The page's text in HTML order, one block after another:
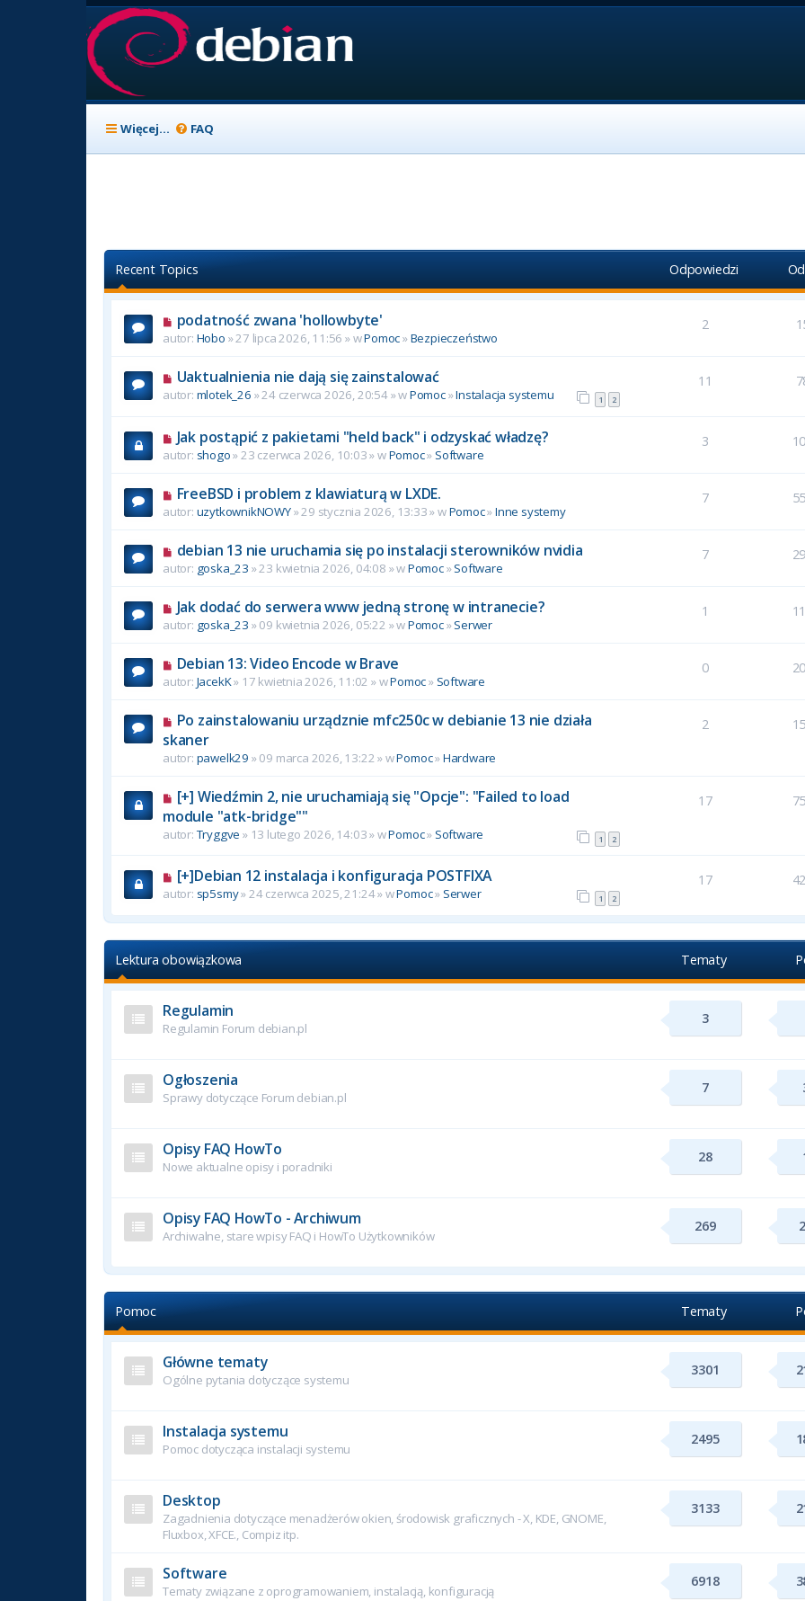
Więcej… FAQ
Recent Topics Odpowiedzi
podatność zwana 'hollowbyte'
autor: Hobo » 27 lipca 2026, 11:56 » wPomoc»Bezpieczeństwo
2
Uaktualnienia nie dają się zainstalować
1 2
autor: mlotek_26 » 24 czerwca 2026, 20:54 » wPomoc»Instalacja systemu
11
Jak postąpić z pakietami "held back" i odzyskać władzę?
autor: shogo» 23 czerwca 2026, 10:03 » wPomoc» Software
3
FreeBSD i problem z klawiaturą w LXDE.
autor: uzytkownikNOWY» 29 stycznia 2026, 13:33 » wPomoc»Inne systemy
7
debian 13 nie uruchamia się po instalacji sterowników nvidia
autor: goska_23 » 23 kwietnia 2026, 04:08 » wPomoc»Software
7
Jak dodać do serwera www jedną stronę w intranecie?
autor: goska_23 » 09 kwietnia 2026, 05:22 » wPomoc»Serwer
1
Debian 13: Video Encode w Brave
autor: JacekK» 17 kwietnia 2026, 11:02 » wPomoc» Software
0
Po zainstalowaniu urządznie mfc250c w debianie 13 nie działa
skaner
autor: pawelk29 » 09 marca 2026, 13:22 » wPomoc»Hardware
2
[+] Wiedźmin 2, nie uruchamiają się "Opcje": "Failed to load
module "atk-bridge""
1 2
autor: Tryggve » 13 lutego 2026, 14:03 » wPomoc» Software
17
[+]Debian 12 instalacja i konfiguracja POSTFIXA
1 2
autor: sp5smy» 24 czerwca 2025, 21:24 » wPomoc» Serwer
17
Lektura obowiązkowa Tematy
Regulamin
Regulamin Forum debian.pl
3
Ogłoszenia
Sprawy dotyczące Forum debian.pl
7
Opisy FAQ HowTo
Nowe aktualne opisy i poradniki
28
Opisy FAQ HowTo - Archiwum
Archiwalne, stare wpisy FAQ i HowTo Użytkowników
269
Pomoc Tematy
Główne tematy
Ogólne pytania dotyczące systemu
3301
Instalacja systemu
Pomoc dotycząca instalacji systemu
2495
Desktop
Zagadnienia dotyczące menadżerów okien, środowisk graficznych - X, KDE, GNOME,
Fluxbox, XFCE., Compiz itp.
3133
Software
Tematy związane z oprogramowaniem, instalacją, konfiguracją
6918